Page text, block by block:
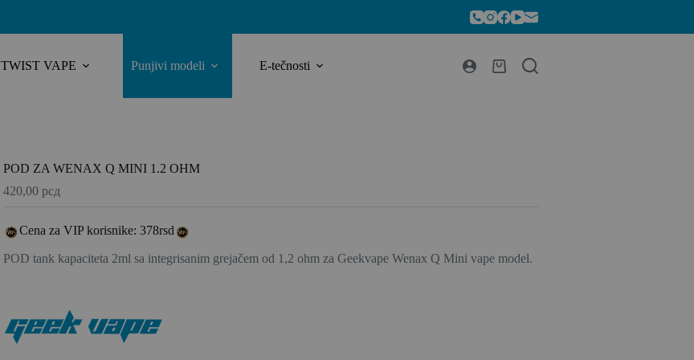
TWIST VAPE Punjivi modeli E-tečnosti
POD ZA WENAX Q MINI 1.2 OHM
420,00 рсд
Cena za VIP korisnike: 378rsd
POD tank kapaciteta 2ml sa integrisanim grejačem od 1,2 ohm za Geekvape Wenax Q Mini vape model.